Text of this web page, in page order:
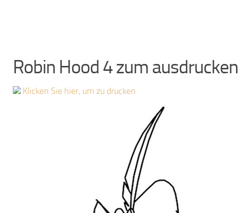
Robin Hood 4 zum ausdrucken
Klicken Sie hier, um zu drucken